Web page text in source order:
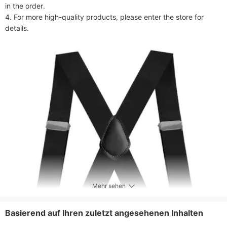
in the order.
4. For more high-quality products, please enter the store for
details.
Mehr sehen
Basierend auf Ihren zuletzt angesehenen Inhalten